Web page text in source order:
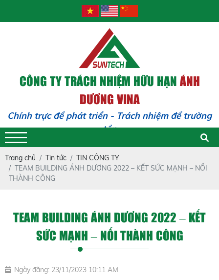
CÔNG TY TRÁCH NHIỆM HỮU HẠNÁNH
DƯƠNG VINA
Chính trực để phát triển - Trách nhiệm để trường
tồn
Trang chủ Tin tức
TIN CÔNG TY
TEAM BUILDING ÁNH DƯƠNG 2022 – KẾT SỨC MẠNH – NỐI
THÀNH CÔNG
TEAM BUILDING ÁNH DƯƠNG 2022 – KẾT
SỨC MẠNH – NỐI THÀNH CÔNG
Ngày đăng: 23/11/2023 10:11 AM